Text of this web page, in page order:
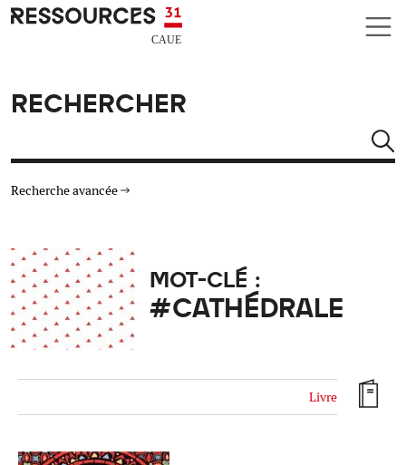
Aller au contenu principal
CAUE RESSOURCES 31
RECHERCHER
Recherche avancée
TYPE DE RESSOURCES
MATÉRIAUX
MOT-CLÉ :
#CATHÉDRALE
Livre